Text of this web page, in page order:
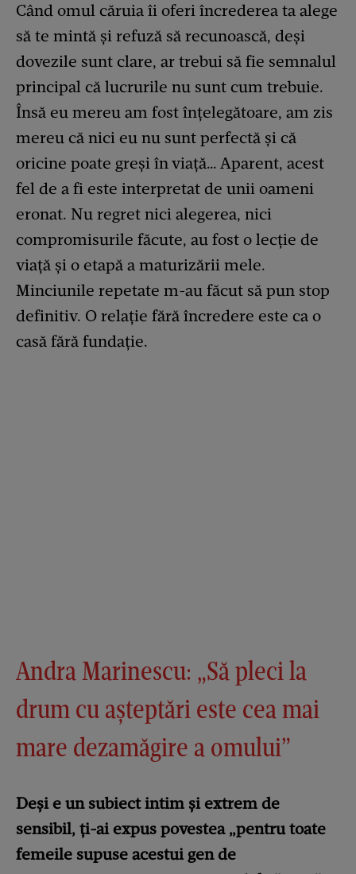
Când omul căruia îi oferi încrederea ta alege
să te mintă și refuză să recunoască, deși
dovezile sunt clare, ar trebui să fie semnalul
principal că lucrurile nu sunt cum trebuie.
Însă eu mereu am fost înțelegătoare, am zis
mereu că nici eu nu sunt perfectă și că
oricine poate greși în viață… Aparent, acest
fel de a fi este interpretat de unii oameni
eronat. Nu regret nici alegerea, nici
compromisurile făcute, au fost o lecție de
viață și o etapă a maturizării mele.
Minciunile repetate m-au făcut să pun stop
definitiv. O relație fără încredere este ca o
casă fără fundație.
Andra Marinescu: „Să pleci la
drum cu așteptări este cea mai
mare dezamăgire a omului”
Deși e un subiect intim și extrem de
sensibil, ți-ai expus povestea „pentru toate
femeile supuse acestui gen de